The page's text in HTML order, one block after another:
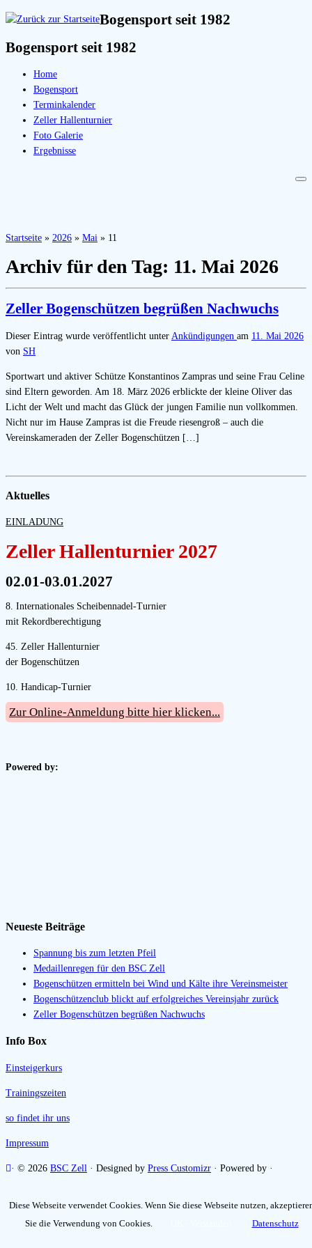
Bogensport seit 1982
Bogensport seit 1982
Home
Bogensport
Terminkalender
Zeller Hallenturnier
Foto Galerie
Ergebnisse
Startseite » 2026 » Mai » 11
Archiv für den Tag: 11. Mai 2026
Zeller Bogenschützen begrüßen Nachwuchs
Dieser Eintrag wurde veröffentlicht unter Ankündigungen am 11. Mai 2026
von SH
Sportwart und aktiver Schütze Konstantinos Zampras und seine Frau Celine
sind Eltern geworden. Am 18. März 2026 erblickte der kleine Oliver das
Licht der Welt und macht das Glück der jungen Familie nun vollkommen.
Nicht nur im Hause Zampras ist die Freude riesengroß – auch die
Vereinskameraden der Zeller Bogenschützen […]
Aktuelles
EINLADUNG
Zeller Hallenturnier 2027
02.01-03.01.2027
8. Internationales Scheibennadel-Turnier
mit Rekordberechtigung
45. Zeller Hallenturnier
der Bogenschützen
10. Handicap-Turnier
Zur Online-Anmeldung bitte hier klicken...
Powered by:
Neueste Beiträge
Spannung bis zum letzten Pfeil
Medaillenregen für den BSC Zell
Bogenschützen ermitteln bei Wind und Kälte ihre Vereinsmeister
Bogenschützenclub blickt auf erfolgreiches Vereinsjahr zurück
Zeller Bogenschützen begrüßen Nachwuchs
Info Box
Einsteigerkurs
Trainingszeiten
so findet ihr uns
Impressum
· © 2026 BSC Zell · Designed by Press Customizr · Powered by ·
Diese Webseite verwendet Cookies. Wenn Sie diese Webseite nutzen,
Sie die Verwendung von Cookies.
Datenschutz